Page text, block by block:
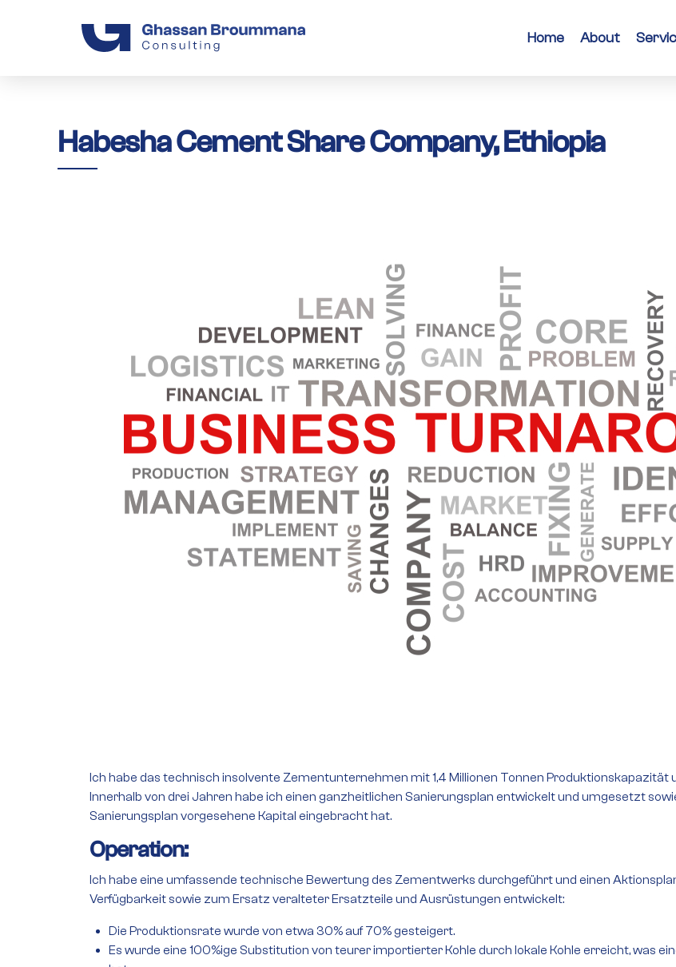
Home About
Habesha Cement Share Company, Ethiopia
Ich habe das technisch insolvente Zementunternehmen mit 1,4 Millionen Tonnen
Innerhalb von drei Jahren habe ich einen ganzheitlichen Sanierungsplan entwickelt und umgesetzt
Sanierungsplan vorgesehene Kapital eingebracht hat.
Operation:
Ich habe eine umfassende technische Bewertung des Zementwerks durchgeführt und einen
Verfügbarkeit sowie zum Ersatz veralteter Ersatzteile und Ausrüstungen entwickelt:
Die Produktionsrate wurde von etwa 30% auf 70% gesteigert.
Es wurde eine 100%ige Substitution von teurer importierter Kohle durch lokale Kohle erreicht, was